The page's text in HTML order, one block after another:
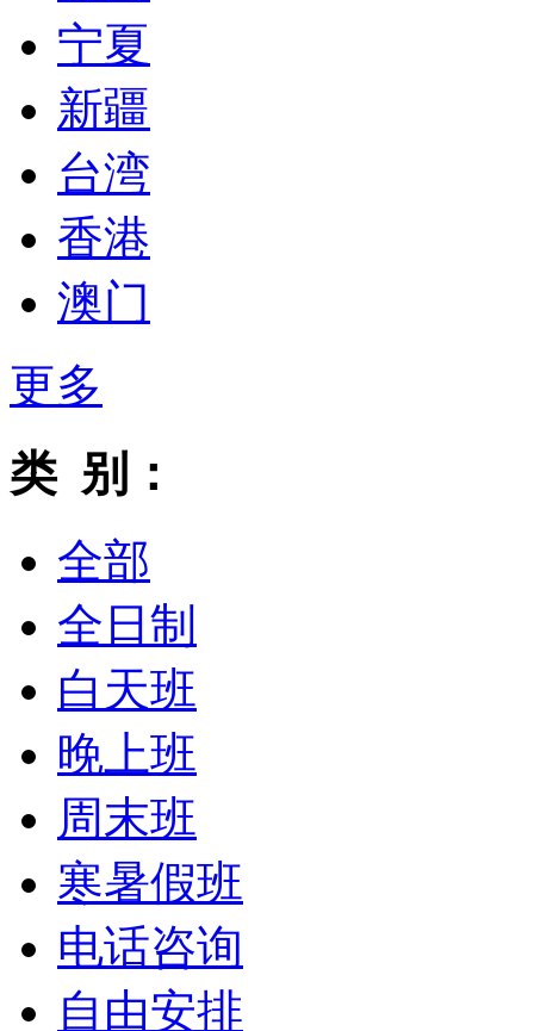
宁夏
新疆
台湾
香港
澳门
更多
类 别：
全部
全日制
白天班
晚上班
周末班
寒暑假班
电话咨询
自由安排